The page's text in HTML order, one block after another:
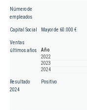
Número de
empleados
Capital Social Mayor de 60.000 €
Ventas
últimos años
Año
2022
2023
2024
Resultado
2024
Positivo